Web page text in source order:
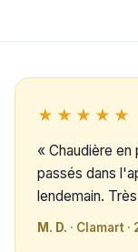
★★★★★
« Chaudière en
passés dans
lendemain.
M. D. · Clamart ·